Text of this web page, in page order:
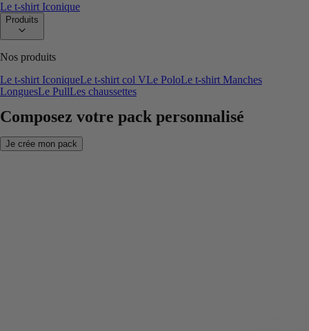
Le t-shirt Iconique
Produits
Nos produits
Le t-shirt IconiqueLe t-shirt col VLe PoloLe t-shirt Manches
LonguesLe PullLes chaussettes
Composez votre pack personnalisé
Je crée mon pack